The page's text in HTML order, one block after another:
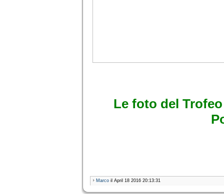
Le foto del
Marco il April 18 2016 20:13:31